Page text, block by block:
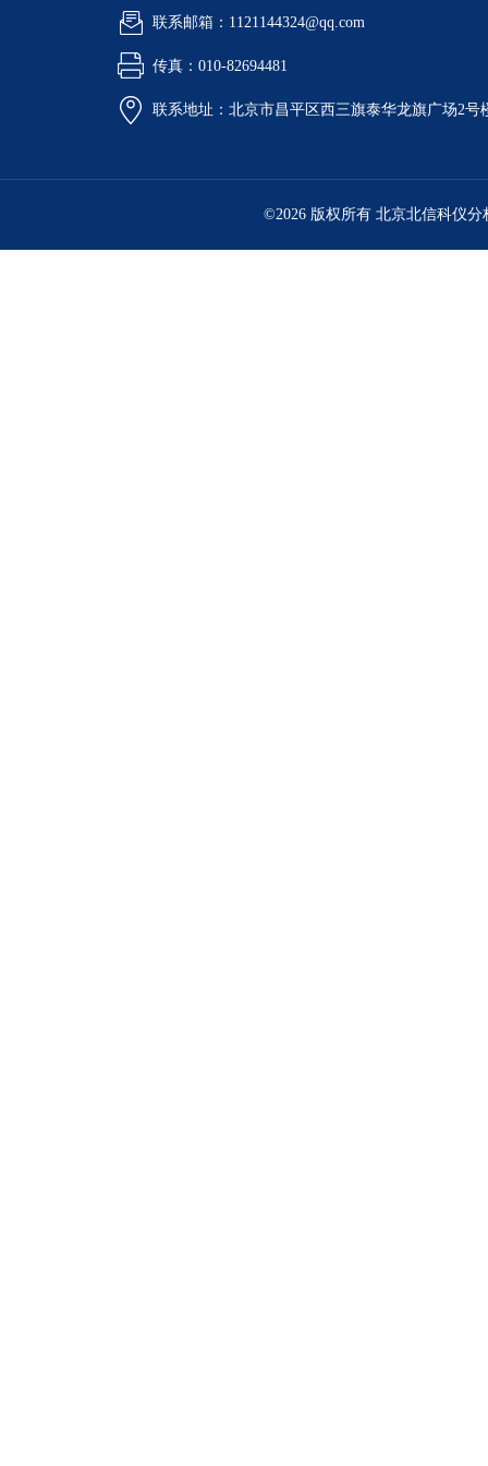
联系邮箱：1121144324@qq.com
传真：010-82694481
联系地址：北京市昌平区西三旗泰华龙旗广场2号
©2026 版权所有 北京北信科仪